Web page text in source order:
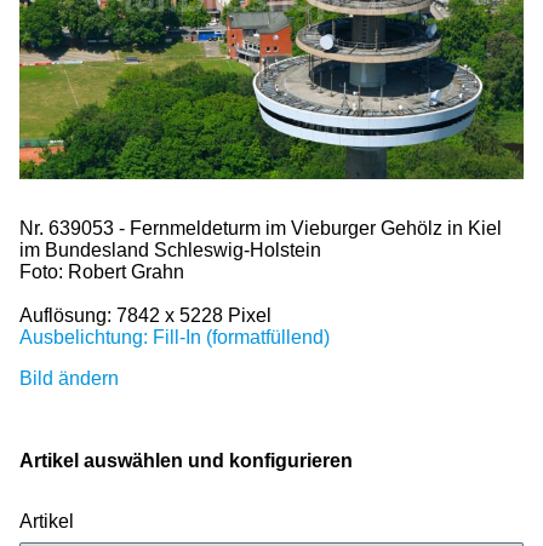
Nr. 639053 - Fernmeldeturm im Vieburger Gehölz in Kiel
im Bundesland Schleswig-Holstein
Foto: Robert Grahn
Auflösung: 7842 x 5228 Pixel
Ausbelichtung: Fill-In (formatfüllend)
Bild ändern
Artikel auswählen und konfigurieren
Artikel